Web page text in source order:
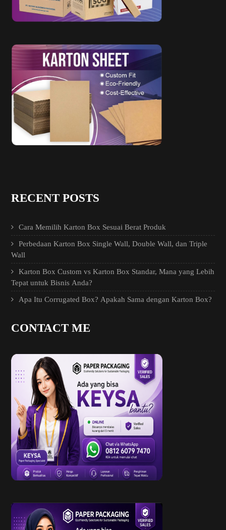
RECENT POSTS
Cara Memilih Karton Box Sesuai Berat Produk
Perbedaan Karton Box Single Wall, Double Wall, dan Triple
Wall
Karton Box Custom vs Karton Box Standar, Mana yang Lebih
Tepat untuk Bisnis Anda?
Apa Itu Corrugated Box? Apakah Sama dengan Karton Box?
CONTACT ME